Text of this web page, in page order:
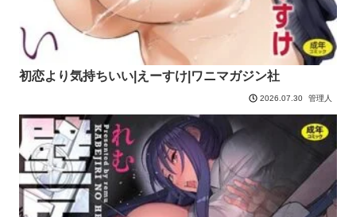
初恋より気持ちいい|えーすけ|ワニマガジン社
2026.07.30 管理人